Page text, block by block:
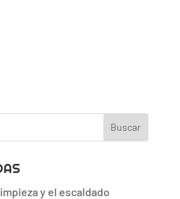
y el escaldado